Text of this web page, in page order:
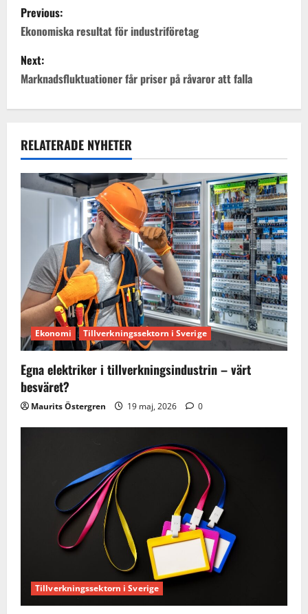
P
o
s
t
a
v
t
i
o
n
Previous:
Ekonomiska resultat för industriföretag
Next:
Marknadsfluktuationer får priser på råvaror att falla
RELATERADE NYHETER
Ekonomi Tillverkningssektorn i Sverige
Egna elektriker i tillverkningsindustrin – värt
besväret?
Maurits Östergren 19 maj, 2026 0
Tillverkningssektorn i Sverige